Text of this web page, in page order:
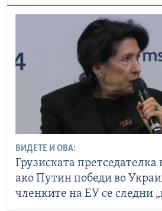
ВИДЕТЕ И ОВА:
Грузиската претседателка
ако Путин победи во
членките на ЕУ се следни